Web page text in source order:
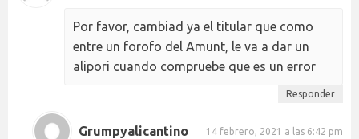
Por favor, cambiad ya el titular que como
entre un forofo del Amunt, le va a dar un
alipori cuando compruebe que es un error
Responder
Grumpyalicantino 14 febrero, 2021 a las 6:42 pm